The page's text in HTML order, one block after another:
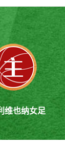
维也纳女足